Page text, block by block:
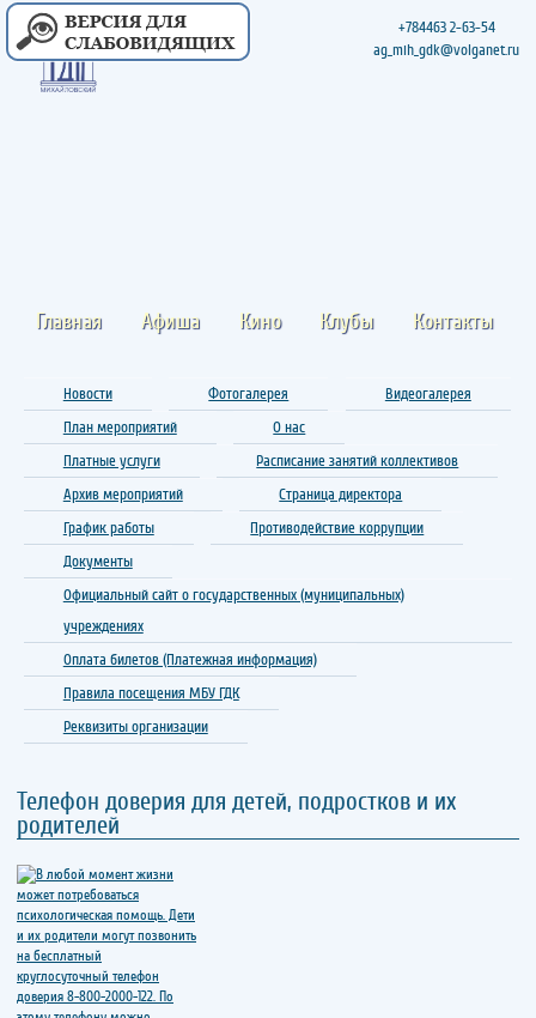
+784463 2-63-54
ag_mih_gdk@volganet.ru
Главная Афиша Кино Клубы Контакты
Новости Фотогалерея
Видеогалерея
План мероприятий
О нас
Платные услуги
Расписание занятий коллективов
Архив мероприятий
Страница директора
График работы
Противодействие коррупции
Документы
Официальный сайт о государственных (муниципальных)
учреждениях
Оплата билетов (Платежная информация)
Правила посещения МБУ ГДК
Реквизиты организации
Телефон доверия для детей, подростков и их
родителей